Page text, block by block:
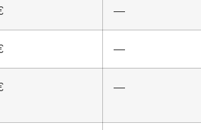
—
—
—